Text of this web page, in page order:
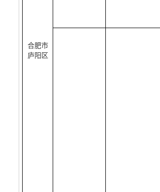
合肥市
庐阳区